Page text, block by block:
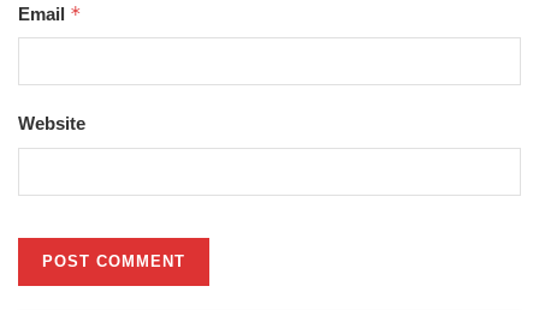
Email *
Website